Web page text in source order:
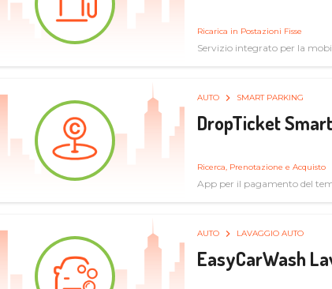
Ricarica in Postazioni Fisse
Servizio integrato per la
AUTO SMART PARKING
DropTicket
Ricerca, Prenotazione e Acquisto
App per il pagamento del
AUTO LAVAGGIO AUTO
EasyCarWash